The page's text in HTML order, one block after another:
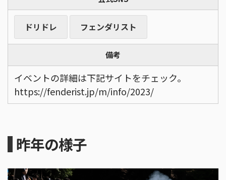
ドリドレ フェンダリスト
備考
イベントの詳細は下記サイトをチェック。
https://fenderist.jp/m/info/2023/
昨年の様子